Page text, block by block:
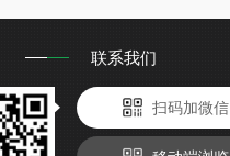
联系我们
扫码加微信